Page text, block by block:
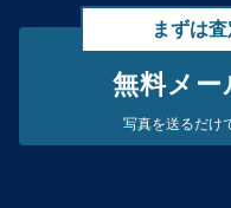
まずは
無料メー
写真を送るだけ